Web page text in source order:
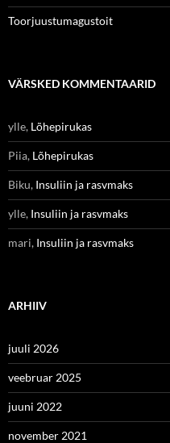
Toorjuustumagustoit
VÄRSKED KOMMENTAARID
ylle, Lõhepirukas
Piia, Lõhepirukas
Biku, Insuliin ja rasvmaks
ylle, Insuliin ja rasvmaks
mari, Insuliin ja rasvmaks
ARHIIV
juuli 2026
veebruar 2025
juuni 2022
november 2021